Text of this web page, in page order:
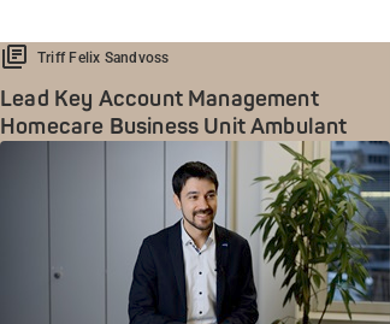
Triff Felix Sandvoss
Lead Key Account Management
Homecare Business Unit Ambulant